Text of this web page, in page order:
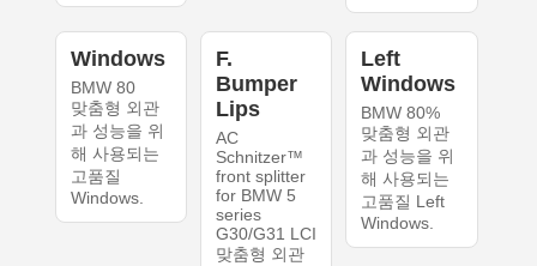
Windows
BMW 80
맞춤형 외관
과 성능을 위
해 사용되는
고품질
Windows.
F.
Bumper
Lips
AC
Schnitzer™
front splitter
for BMW 5
series
G30/G31 LCI
맞춤형 외관
Left
Windows
BMW 80%
맞춤형 외관
과 성능을 위
해 사용되는
고품질 Left
Windows.